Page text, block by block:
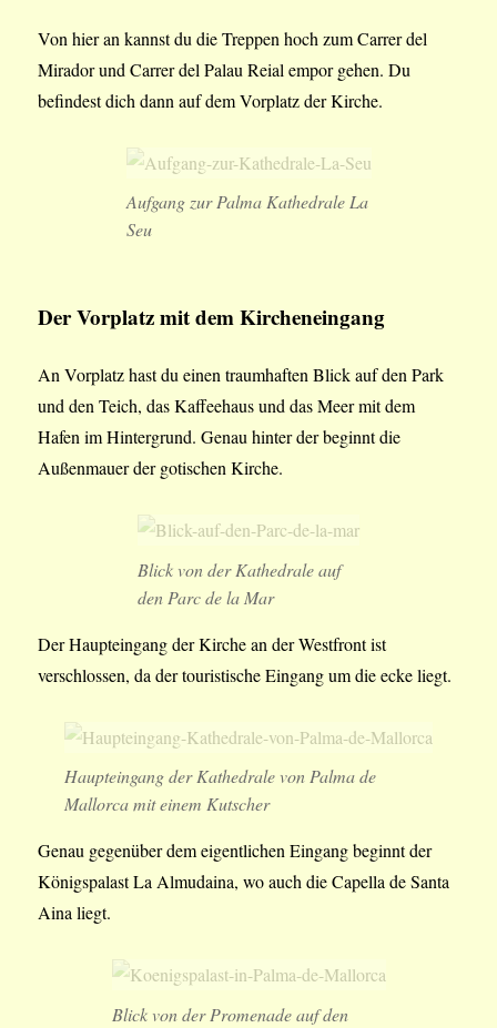
Von hier an kannst du die Treppen hoch zum Carrer del
Mirador und Carrer del Palau Reial empor gehen. Du
befindest dich dann auf dem Vorplatz der Kirche.
Aufgang zur Palma Kathedrale La
Seu
Der Vorplatz mit dem Kircheneingang
An Vorplatz hast du einen traumhaften Blick auf den Park
und den Teich, das Kaffeehaus und das Meer mit dem
Hafen im Hintergrund. Genau hinter der beginnt die
Außenmauer der gotischen Kirche.
Blick von der Kathedrale auf
den Parc de la Mar
Der Haupteingang der Kirche an der Westfront ist
verschlossen, da der touristische Eingang um die ecke liegt.
Haupteingang der Kathedrale von Palma de
Mallorca mit einem Kutscher
Genau gegenüber dem eigentlichen Eingang beginnt der
Königspalast La Almudaina, wo auch die Capella de Santa
Aina liegt.
Blick von der Promenade auf den